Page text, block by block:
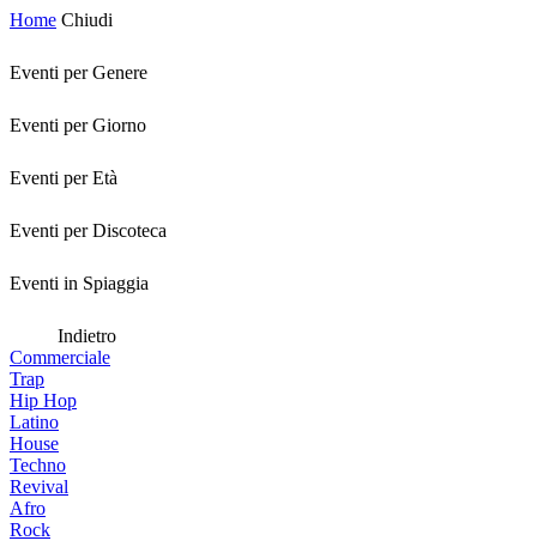
Home Chiudi
Eventi per Genere
Eventi per Giorno
Eventi per Età
Eventi per Discoteca
Eventi in Spiaggia
Indietro
Commerciale
Trap
Hip Hop
Latino
House
Techno
Revival
Afro
Rock